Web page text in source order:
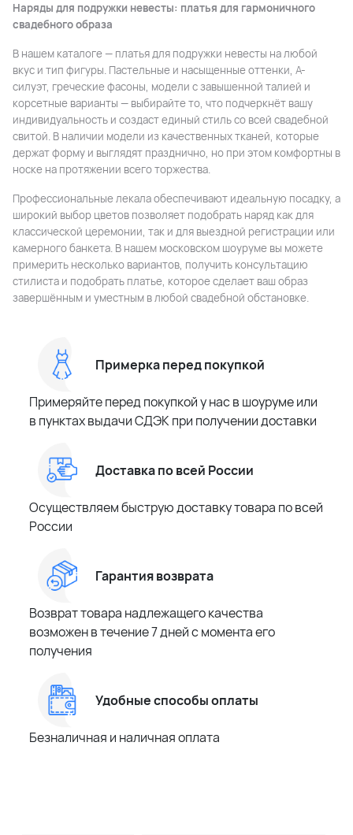
Наряды для подружки невесты: платья для гармоничного
свадебного образа
В нашем каталоге — платья для подружки невесты на любой
вкус и тип фигуры. Пастельные и насыщенные оттенки, А-
силуэт, греческие фасоны, модели с завышенной талией и
корсетные варианты — выбирайте то, что подчеркнёт вашу
индивидуальность и создаст единый стиль со всей свадебной
свитой. В наличии модели из качественных тканей, которые
держат форму и выглядят празднично, но при этом комфортны в
носке на протяжении всего торжества.
Профессиональные лекала обеспечивают идеальную посадку, а
широкий выбор цветов позволяет подобрать наряд как для
классической церемонии, так и для выездной регистрации или
камерного банкета. В нашем московском шоуруме вы можете
примерить несколько вариантов, получить консультацию
стилиста и подобрать платье, которое сделает ваш образ
завершённым и уместным в любой свадебной обстановке.
Примерка перед покупкой
Примеряйте перед покупкой у нас в шоуруме или
в пунктах выдачи СДЭК при получении доставки
Доставка по всей России
Осуществляем быструю доставку товара по всей
России
Гарантия возврата
Возврат товара надлежащего качества
возможен в течение 7 дней с момента его
получения
Удобные способы оплаты
Безналичная и наличная оплата